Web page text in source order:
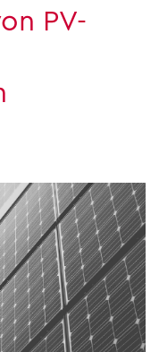
PV-